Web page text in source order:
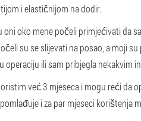
i elastičnijom na dodir.
oni oko mene počeli primjećivati da
su se slijevati na posao, a moji
operaciju ili sam pribjegla nekakvim
već 3 mjeseca i mogu reći da
i za par mjeseci korištenja